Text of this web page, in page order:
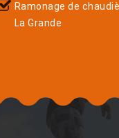
Ramonage de
La Grande